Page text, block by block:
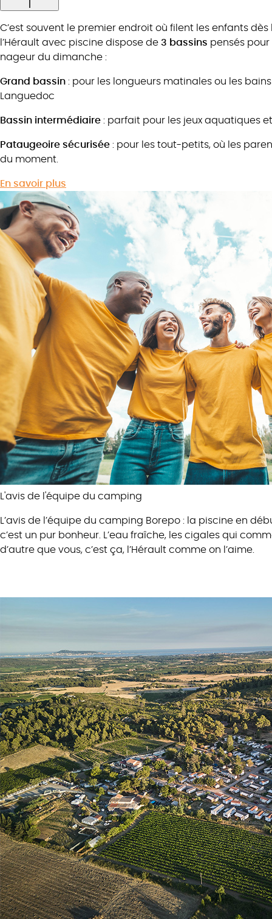
C’est souvent le premier endroit où filent les enfants
l’Hérault avec piscine dispose de 3 bassins pensés
nageur du dimanche :
Grand bassin : pour les longueurs matinales ou les
Languedoc
Bassin intermédiaire : parfait pour les jeux aquatiques
Pataugeoire sécurisée : pour les tout-petits, où les
du moment.
En savoir plus
L'avis de l'équipe du camping
L’avis de l’équipe du camping Borepo : la piscine en
c’est un pur bonheur. L’eau fraîche, les cigales qui
d’autre que vous, c’est ça, l’Hérault comme on l’aime.